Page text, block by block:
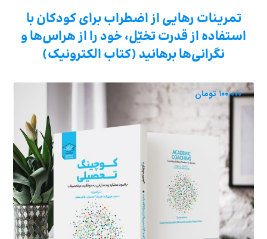
تمرینات رهایی از اضطراب برای کودکان با
استفاده از قدرت تخیّل، خود را از هراس‌ها و
نگرانی‌ها برهانید (کتاب الکترونیک)
۱۰۰,۰۰۰ تومان